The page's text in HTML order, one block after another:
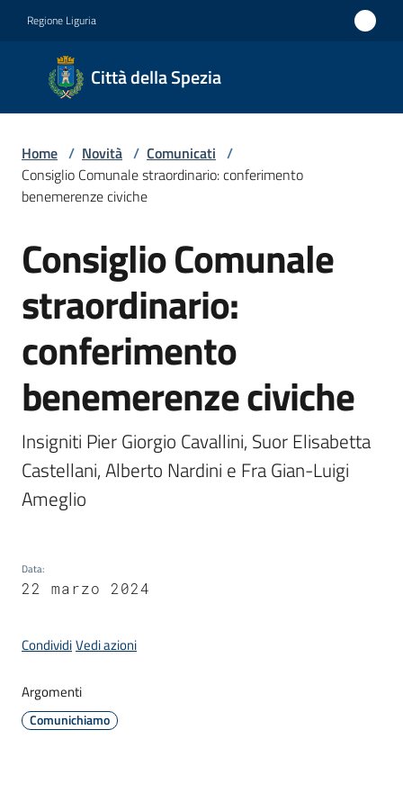
Regione Liguria
Città della Spezia
Città
della
Medaglia
d'oro al
Civile
Medaglia
d'argento
al Valor
Militare
Amministrazione
Novità
Servizi
Comune
Home / Novità / Comunicati /
Consiglio Comunale straordinario: conferimento
benemerenze civiche
Salta al contenuto
Consiglio Comunale
straordinario:
conferimento
benemerenze civiche
Insigniti Pier Giorgio Cavallini, Suor Elisabetta
Castellani, Alberto Nardini e Fra Gian-Luigi
Ameglio
Data:
22 marzo 2024
CondividiVedi azioni
Argomenti
Comunichiamo